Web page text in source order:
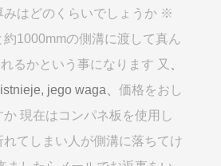
みはどのくらいでしょうか ※
1000mmの側溝に渡して真ん
るかという事になります 又
jego waga、 価格をおし
か 現在はコンパネ板を使用し
てしまい人が側溝に落ちてけ